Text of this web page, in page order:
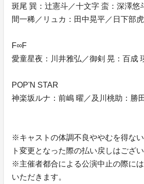
斑尾 巽：辻憲斗／十文字 蛮：深澤悠
間一稀／リュカ：田中晃平／日下部
F∞F
愛童星夜：川井雅弘／御剣 晃：百成
POP'N STAR
神楽坂ルナ：前嶋 曜／及川桃助：勝
※キャストの体調不良ややむを得な
ト変更となった際の払い戻しはござい
※主催者都合による公演中止の際に
いただきます。